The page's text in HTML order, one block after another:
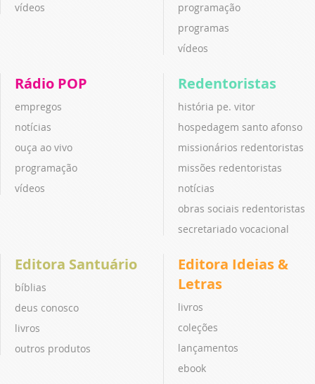
vídeos
programação
programas
vídeos
Rádio POP
empregos
notícias
ouça ao vivo
programação
vídeos
Redentoristas
história pe. vitor
hospedagem santo afonso
missionários redentoristas
missões redentoristas
notícias
obras sociais redentoristas
secretariado vocacional
Editora Santuário
bíblias
deus conosco
livros
outros produtos
Editora Ideias &
Letras
livros
coleções
lançamentos
ebook